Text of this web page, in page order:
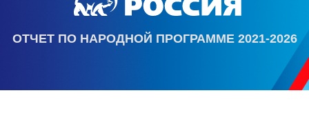
ОТЧЕТ ПО НАРОДНОЙ ПРОГРАММЕ 2021-2026